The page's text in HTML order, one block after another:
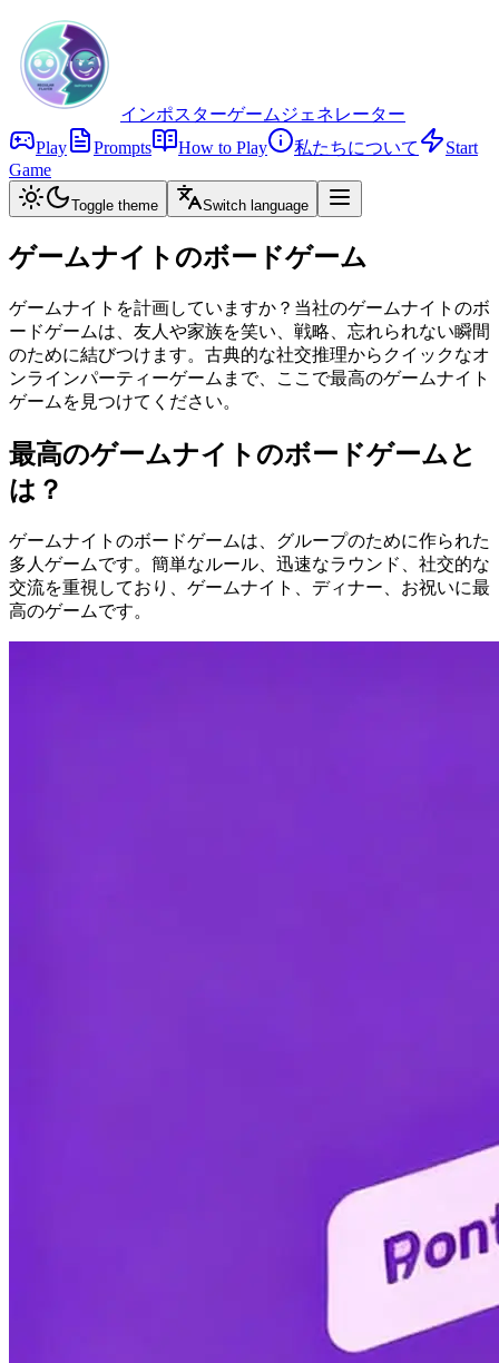
インポスターゲームジェネレーター
Play
Prompts How to Play 私たちについて
Start
Game
Toggle theme Switch language
ゲームナイトのボードゲーム
ゲームナイトを計画していますか？当社のゲームナイトのボ
ードゲームは、友人や家族を笑い、戦略、忘れられない瞬間
のために結びつけます。古典的な社交推理からクイックなオ
ンラインパーティーゲームまで、ここで最高のゲームナイト
ゲームを見つけてください。
最高のゲームナイトのボードゲームと
は？
ゲームナイトのボードゲームは、グループのために作られた
多人ゲームです。簡単なルール、迅速なラウンド、社交的な
交流を重視しており、ゲームナイト、ディナー、お祝いに最
高のゲームです。